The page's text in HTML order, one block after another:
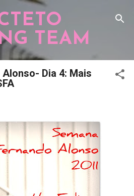
o conteúdo principal
TEAM
Dia 4: Mais